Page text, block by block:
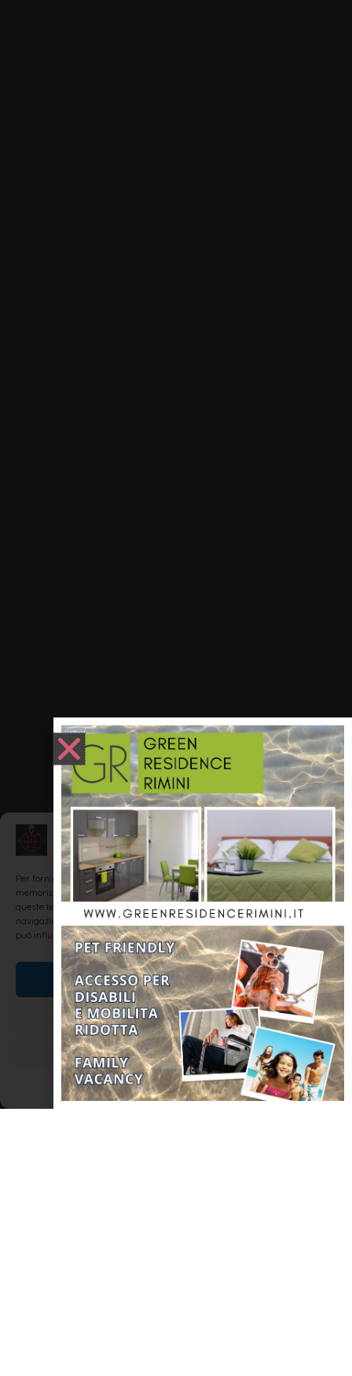
Gestisci Consenso
Per fornire le migliori esperienze, utilizziamo tecnologie come i cookie per
memorizzare e/o accedere alle informazioni del dispositivo. Il consenso a
queste tecnologie ci permetterà di elaborare dati come il comportamento di
navigazione o ID unici su questo sito. Non acconsentire o ritirare il consenso
può influire negativamente su alcune caratteristiche e funzioni.
Accetta
Nega
Visualizza le preferenze
Cookie Policy Dichiarazione sulla Privacy